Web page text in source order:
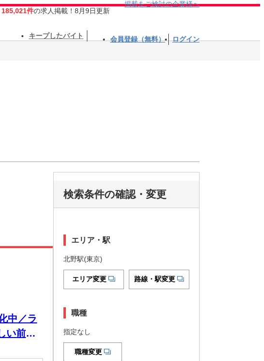
185,021件の求人掲載！8月9日更新
掲載をご検討の企業様へ
キープしたバイト 会員登録（無料） ログイン
中／ラ
い前払
検索条件の確認・変更
エリア・駅
北野駅(東京)
エリア変更 路線・駅変更
職種
指定なし
職種変更